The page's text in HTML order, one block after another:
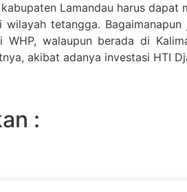
Lamandau harus
tetangga.
WHP, walaupun berada di
akibat adanya investasi HTI
: